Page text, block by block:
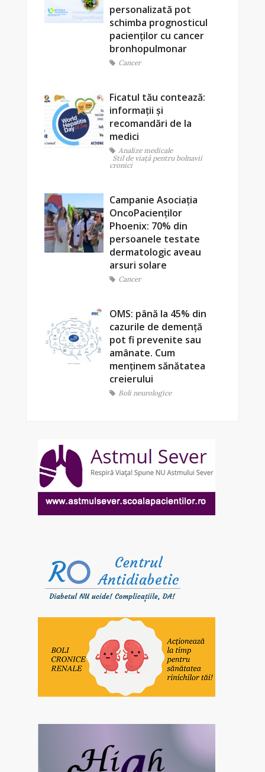
personalizată pot
schimba prognosticul
pacienților cu cancer
bronhopulmonar
Cancer
Ficatul tău contează:
informații și
recomandări de la
medici
Analize medicale
Stil de viaţă pentru bolnavii
cronici
Campanie Asociația
OncoPacienților
Phoenix: 70% din
persoanele testate
dermatologic aveau
arsuri solare
Cancer
OMS: până la 45% din
cazurile de demență
pot fi prevenite sau
amânate. Cum
menținem sănătatea
creierului
Boli neurologice